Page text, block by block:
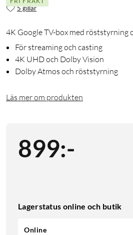
5 gillar
4K Google TV-box med röststyrning
För streaming och casting
4K UHD och Dolby Vision
Dolby Atmos och röststyrning
Läs mer om produkten
899:-
Lagerstatus online och butik
Online